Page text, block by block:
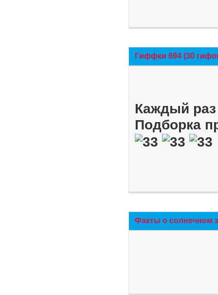
Гиффки 694 (30
Каждый
Подборка
Факты о солнечном